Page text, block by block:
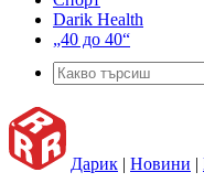
Darik Health
„40 до 40“
Дарик | Новини |